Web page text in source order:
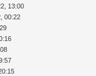
13:00
00:22